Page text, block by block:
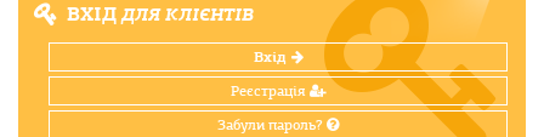
ВХІДДЛЯ КЛІЄНТІВ
Вхід
Реєстрація
Забули пароль?